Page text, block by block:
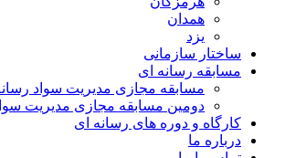
همدان
یزد
ساختار سازمانی
مسابقه رسانه ای
مسابقه مجازی مدیریت سواد
دومین مسابقه مجازی مدیریت
کارگاه و دوره های رسانه ای
درباره ما